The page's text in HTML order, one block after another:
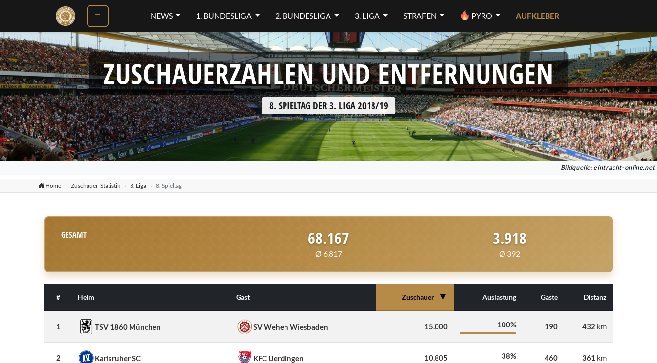
NEWS 1. BUNDESLIGA 2. BUNDESLIGA 3. LIGA STRAFEN PYRO AUFKLEBER
ZUSCHAUERZAHLEN UND ENTFERNUNGEN
8. SPIELTAG DER 3. LIGA 2018/19
Bildquelle: eintracht-online.net
Home Zuschauer-Statistik 3. Liga 8. Spieltag
GESAMT 68.167
Ø 6.817
3.918
Ø 392
# Heim Gast Zuschauer ▼ Auslastung Gäste Distanz
1 TSV 1860 München SV Wehen Wiesbaden 15.000 100% 190 432 km
2 Karlsruher SC KFC Uerdingen 10.805 38% 460 361 km